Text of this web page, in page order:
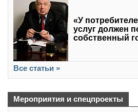
«У
услуг должен
собственный
Все статьи »
Мероприятия и спецпроекты